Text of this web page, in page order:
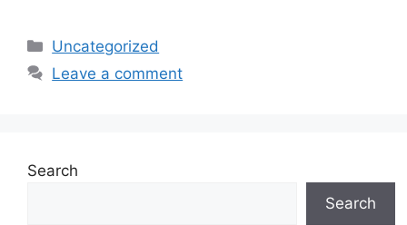
Categories
Uncategorized
Leave a comment
Search
Search